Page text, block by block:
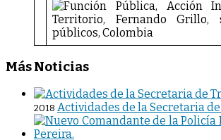
Más Noticias
2018 Actividades de la Secretaria